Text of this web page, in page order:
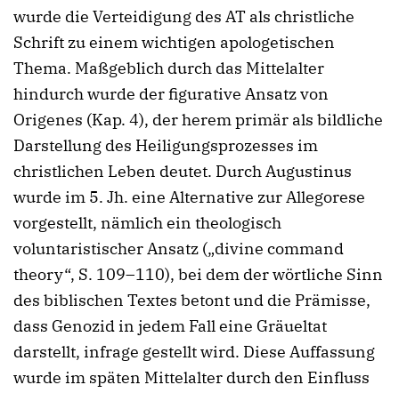
wurde die Verteidigung des AT als christliche
Schrift zu einem wichtigen apologetischen
Thema. Maßgeblich durch das Mittelalter
hindurch wurde der figurative Ansatz von
Origenes (Kap. 4), der herem primär als bildliche
Darstellung des Heiligungsprozesses im
christlichen Leben deutet. Durch Augustinus
wurde im 5. Jh. eine Alternative zur Allegorese
vorgestellt, nämlich ein theologisch
voluntaristischer Ansatz („divine command
theory“, S. 109–110), bei dem der wörtliche Sinn
des biblischen Textes betont und die Prämisse,
dass Genozid in jedem Fall eine Gräueltat
darstellt, infrage gestellt wird. Diese Auffassung
wurde im späten Mittelalter durch den Einfluss